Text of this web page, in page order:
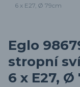
6 x E27, Ø 79cm
Eglo
stropní
6 x E27, Ø